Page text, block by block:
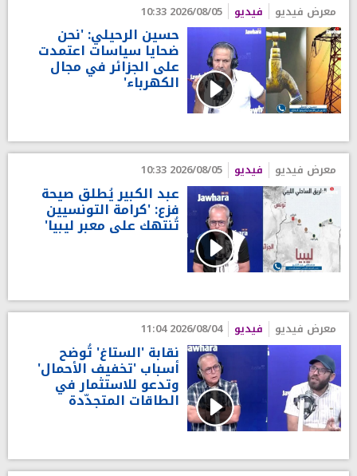
معرض فيديو فيديو 2026/08/05 10:33
حسين الرحيلي: 'نحن
ضحايا سياسات اعتمدت
على الجزائر في مجال
الكهرباء'
معرض فيديو فيديو 2026/08/05 10:33
عبد الكبير يُطلق صيحة
فزع: 'كرامة التونسيين
تُنتهك على معبر ليبيا'
معرض فيديو فيديو 2026/08/04 11:04
نقابة 'الستاغ' تُوضح
أسباب 'تخفيف الأحمال'
وتدعو للاستثمار في
الطاقات المتجدّدة